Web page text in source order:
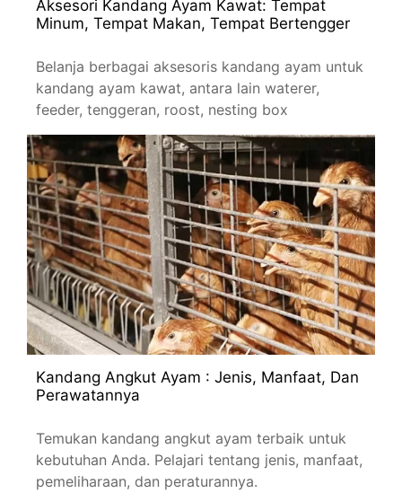
Aksesori Kandang Ayam Kawat: Tempat
Minum, Tempat Makan, Tempat Bertengger
Belanja berbagai aksesoris kandang ayam untuk
kandang ayam kawat, antara lain waterer,
feeder, tenggeran, roost, nesting box
Kandang Angkut Ayam : Jenis, Manfaat, Dan
Perawatannya
Temukan kandang angkut ayam terbaik untuk
kebutuhan Anda. Pelajari tentang jenis, manfaat,
pemeliharaan, dan peraturannya.